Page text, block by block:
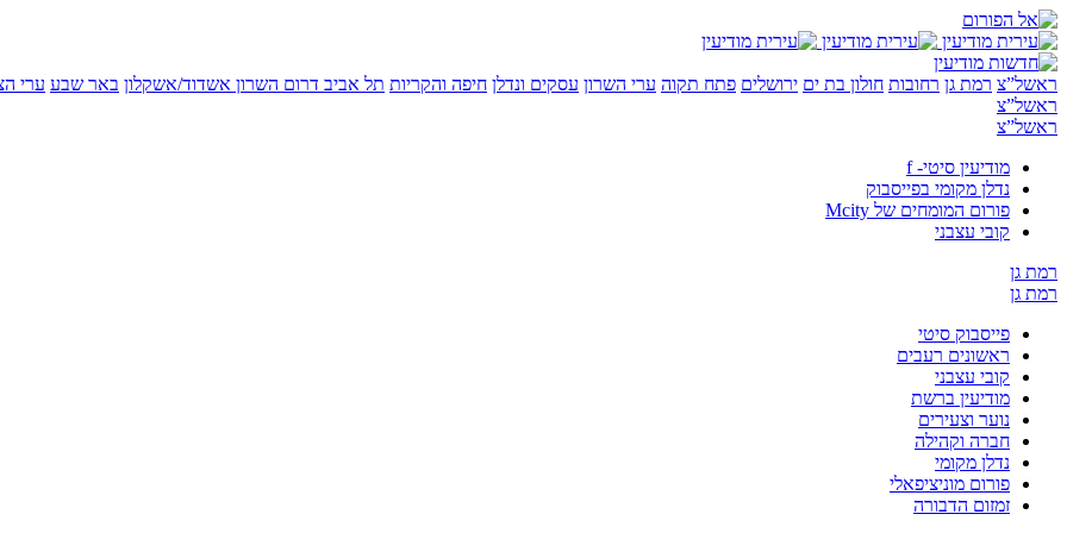
ראשל”צ רמת גן רחובות חולון בת ים ירושלים פתח תקוה ערי השרון עסקים ונדלן חיפה והקריות תל אביב דרום השרון אשדוד/אשקלון באר שבע ערי
ראשל”צ
ראשל”צ
מודיעין סיטי- f
נדלן מקומי בפייסבוק
פורום המומחים של Mcity
קובי עצבני
רמת גן
רמת גן
פייסבוק סיטי
ראשונים רעבים
קובי עצבני
מודיעין ברשת
נוער וצעירים
חברה וקהילה
נדלן מקומי
פורום מוניציפאלי
זמזום הדבורה